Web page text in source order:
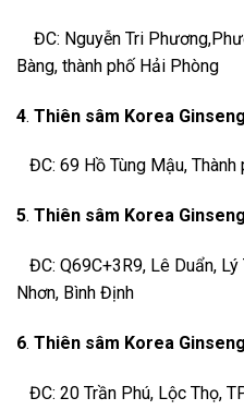
ĐC: Nguyễn Tri
Bàng, thành phố Hải Phòng
4. Thiên sâm Korea
ĐC: 69 Hồ Tùng Mậu, Thành
5. Thiên sâm Korea
ĐC: Q69C+3R9, Lê Duẩn,
Nhơn, Bình Định
6. Thiên sâm Korea
ĐC: 20 Trần Phú, Lộc Thọ,